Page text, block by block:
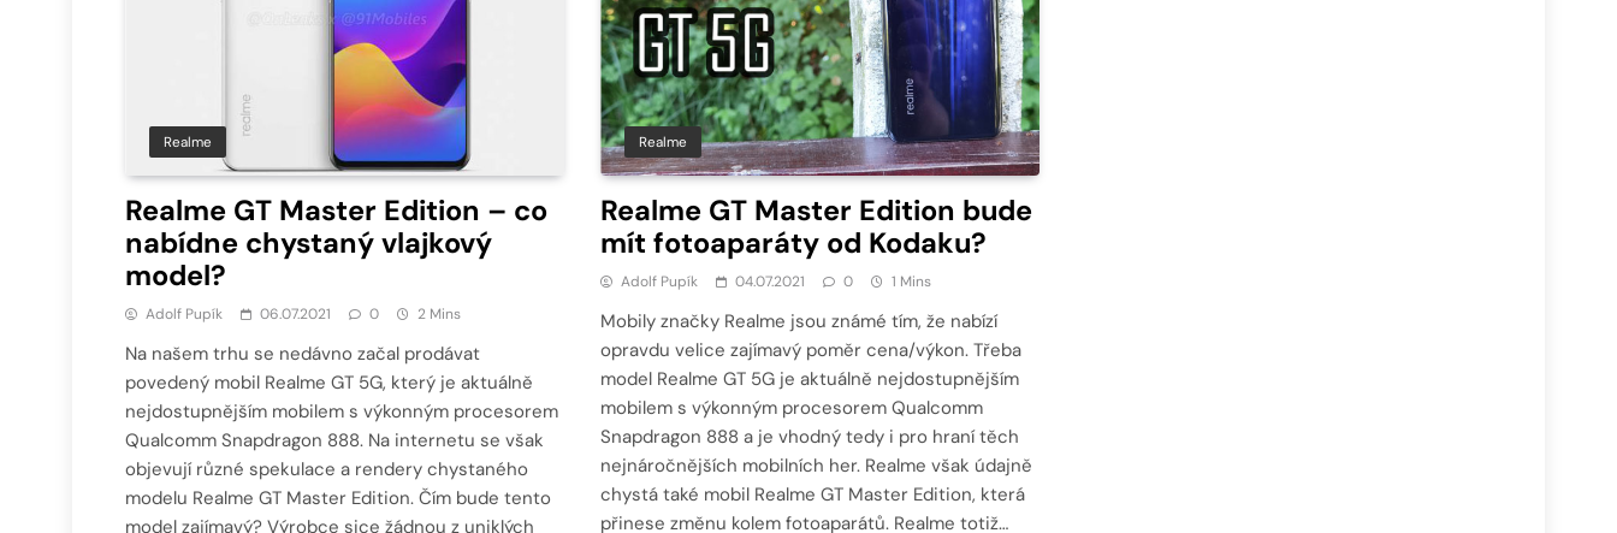
Realme
Realme GT Master Edition – co
nabídne chystaný vlajkový
model?
Adolf Pupík 06.07.2021 0 2 Mins
Na našem trhu se nedávno začal prodávat
povedený mobil Realme GT 5G, který je aktuálně
nejdostupnějším mobilem s výkonným procesorem
Qualcomm Snapdragon 888. Na internetu se však
objevují různé spekulace a rendery chystaného
modelu Realme GT Master Edition. Čím bude tento
model zajímavý? Výrobce sice žádnou z uniklých
Realme
Realme GT Master Edition bude
mít fotoaparáty od Kodaku?
Adolf Pupík 04.07.2021 0 1 Mins
Mobily značky Realme jsou známé tím, že nabízí
opravdu velice zajímavý poměr cena/výkon. Třeba
model Realme GT 5G je aktuálně nejdostupnějším
mobilem s výkonným procesorem Qualcomm
Snapdragon 888 a je vhodný tedy i pro hraní těch
nejnáročnějších mobilních her. Realme však údajně
chystá také mobil Realme GT Master Edition, která
přinese změnu kolem fotoaparátů. Realme totiž…